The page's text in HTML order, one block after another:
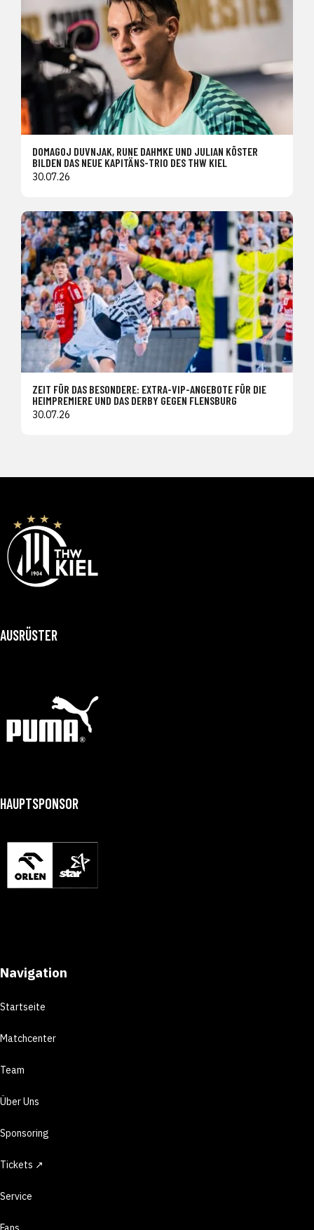
DOMAGOJ DUVNJAK, RUNE DAHMKE UND JULIAN KÖSTER
BILDEN DAS NEUE KAPITÄNS-TRIO DES THW KIEL
30.07.26
ZEIT FÜR DAS BESONDERE: EXTRA-VIP-ANGEBOTE FÜR DIE
HEIMPREMIERE UND DAS DERBY GEGEN FLENSBURG
30.07.26
AUSRÜSTER
HAUPTSPONSOR
Navigation
Startseite
Matchcenter
Team
Über Uns
Sponsoring
Tickets ↗
Service